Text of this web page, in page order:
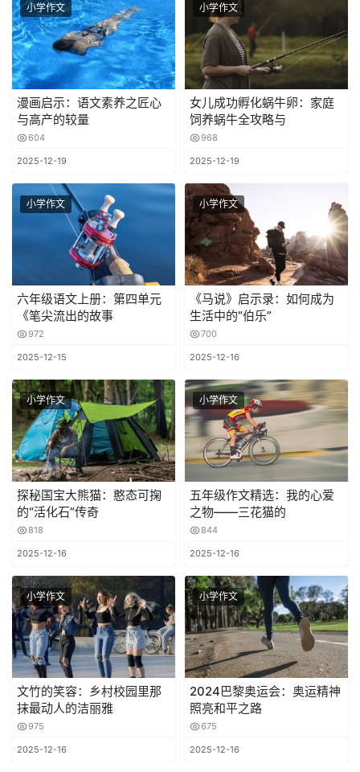
小学作文
漫画启示：语文素养之匠心
与高产的较量
604
2025-12-19
小学作文
女儿成功孵化蜗牛卵：家庭
饲养蜗牛全攻略与
968
2025-12-19
小学作文
六年级语文上册：第四单元
《笔尖流出的故事
972
2025-12-15
小学作文
《马说》启示录：如何成为
生活中的“伯乐”
700
2025-12-16
小学作文
探秘国宝大熊猫：憨态可掬
的“活化石”传奇
818
2025-12-16
小学作文
五年级作文精选：我的心爱
之物——三花猫的
844
2025-12-16
小学作文
文竹的笑容：乡村校园里那
抹最动人的洁丽雅
975
2025-12-16
小学作文
2024巴黎奥运会：奥运精神
照亮和平之路
675
2025-12-16